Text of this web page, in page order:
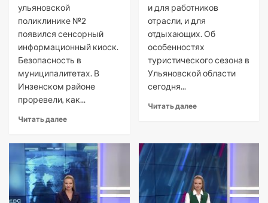
ульяновской
поликлинике №2
появился сенсорный
информационный киоск.
Безопасность в
муниципалитетах. В
Инзенском районе
проревели, как...
Читать далее
и для работников
отрасли, и для
отдыхающих. Об
особенностях
туристического сезона в
Ульяновской области
сегодня...
Читать далее